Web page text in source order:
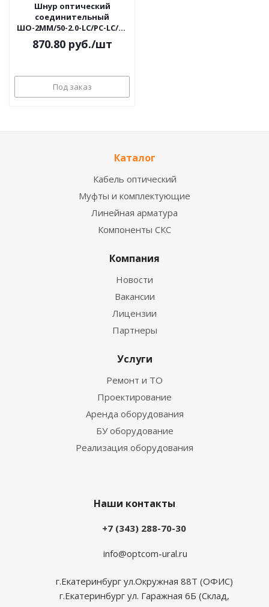
Шнур оптический
соединительный
ШО-2MM/50-2.0-LC/PC-LC/PC
- 20.0
870.80руб./шт
Под заказ
Каталог
Кабель оптический
Муфты и комплектующие
Линейная арматура
Компоненты СКС
Компания
Новости
Вакансии
Лицензии
Партнеры
Услуги
Ремонт и ТО
Проектирование
Аренда оборудования
БУ оборудование
Реализация оборудования
Наши контакты
+7 (343) 288-70-30
info@optcom-ural.ru
г.Екатеринбург ул.Окружная 88Т (ОФИС)
г.Екатеринбург ул. Гаражная 6Б (Склад,